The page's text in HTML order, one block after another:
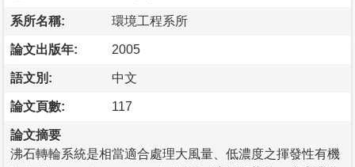
系所名稱: 環境工程系所
論文出版年: 2005
語文別: 中文
論文頁數: 117
論文摘要
沸石轉輪系統是相當適合處理大風量、低濃度之揮發性有機